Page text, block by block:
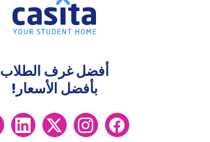
أفضل غرف الطلاب
بأفضل الأسعار!